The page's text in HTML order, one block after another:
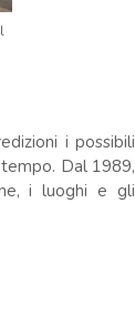
i possibili
Dal 1989,
i luoghi e gli